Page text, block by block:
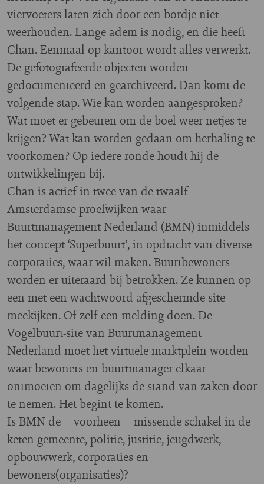
viervoeters laten zich door een bordje niet
weerhouden. Lange adem is nodig, en die heeft
Chan. Eenmaal op kantoor wordt alles verwerkt.
De gefotografeerde objecten worden
gedocumenteerd en gearchiveerd. Dan komt de
volgende stap. Wie kan worden aangesproken?
Wat moet er gebeuren om de boel weer netjes te
krijgen? Wat kan worden gedaan om herhaling te
voorkomen? Op iedere ronde houdt hij de
ontwikkelingen bij.
Chan is actief in twee van de twaalf
Amsterdamse proefwijken waar
Buurtmanagement Nederland (BMN) inmiddels
het concept ‘Superbuurt’, in opdracht van diverse
corporaties, waar wil maken. Buurtbewoners
worden er uiteraard bij betrokken. Ze kunnen op
een met een wachtwoord afgeschermde site
meekijken. Of zelf een melding doen. De
Vogelbuurt-site van Buurtmanagement
Nederland moet het virtuele marktplein worden
waar bewoners en buurtmanager elkaar
ontmoeten om dagelijks de stand van zaken door
te nemen. Het begint te komen.
Is BMN de – voorheen – missende schakel in de
keten gemeente, politie, justitie, jeugdwerk,
opbouwwerk, corporaties en
bewoners(organisaties)?